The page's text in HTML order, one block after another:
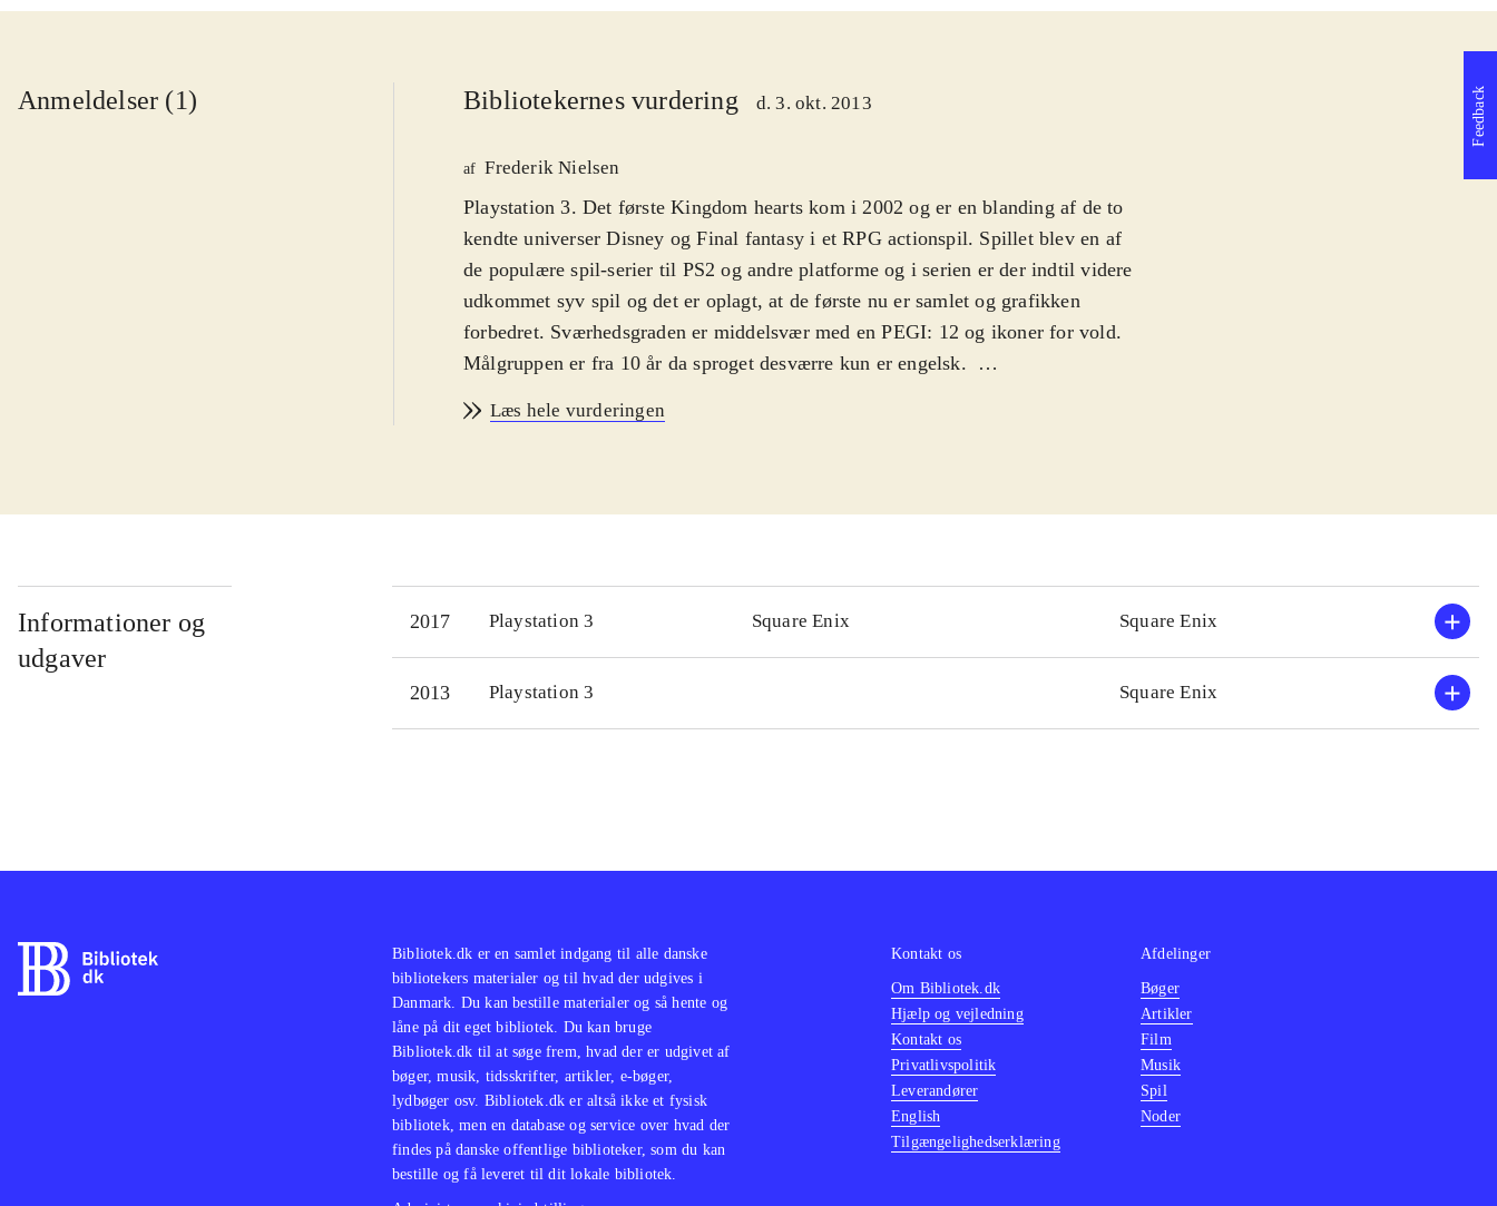
Anmeldelser (1) Bibliotekernes vurdering d. 3. okt. 2013
af Frederik Nielsen
Playstation 3. Det første Kingdom hearts kom i 2002 og er en blanding af de to
kendte universer Disney og Final fantasy i et RPG actionspil. Spillet blev en af
de populære spil-serier til PS2 og andre platforme og i serien er der indtil videre
udkommet syv spil og det er oplagt, at de første nu er samlet og grafikken
forbedret. Sværhedsgraden er middelsvær med en PEGI: 12 og ikoner for vold.
Målgruppen er fra 10 år da sproget desværre kun er engelsk.
forskellige verdner inspireret af kendte Disney historier. Pakken indeholder de
Magic: The gathering, hvor du kæmper med kort imod modstandere og samler
Days" er ikke spilbart men består kun af mellemsekvenserne fra spillet.
Styringen, kameraføringen, grafikken og selve spillet er forbedret og med mere
Vesten og Østen men ellers har Sony efterhånden genudgivet flere af de ældre
Læs hele vurderingen
Informationer og
udgaver
2017 Playstation 3 Square Enix Square Enix
2013 Playstation 3 Square Enix
Feedback
Bibliotek.dk er en samlet indgang til alle danske
bibliotekers materialer og til hvad der udgives i
Danmark. Du kan bestille materialer og så hente og
låne på dit eget bibliotek. Du kan bruge
Bibliotek.dk til at søge frem, hvad der er udgivet af
bøger, musik, tidsskrifter, artikler, e-bøger,
lydbøger osv. Bibliotek.dk er altså ikke et fysisk
bibliotek, men en database og service over hvad der
findes på danske offentlige biblioteker, som du kan
bestille og få leveret til dit lokale bibliotek.
Kontakt os
Om Bibliotek.dk
Hjælp og vejledning
Kontakt os
Privatlivspolitik
Leverandører
English
Tilgængelighedserklæring
Afdelinger
Bøger
Artikler
Film
Musik
Spil
Noder